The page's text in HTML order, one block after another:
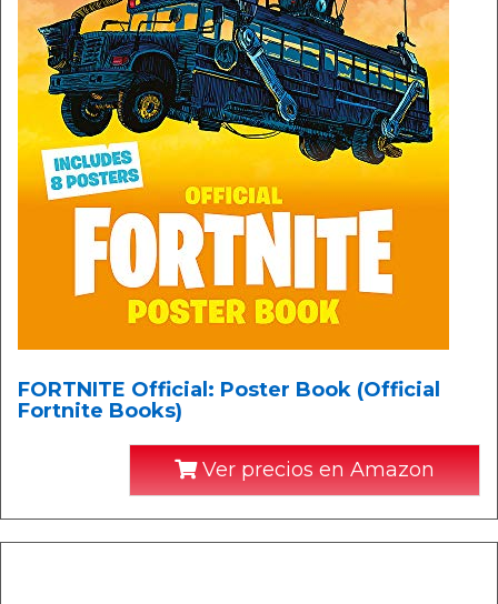
FORTNITE Official: Poster Book (Official
Fortnite Books)
Ver precios en Amazon